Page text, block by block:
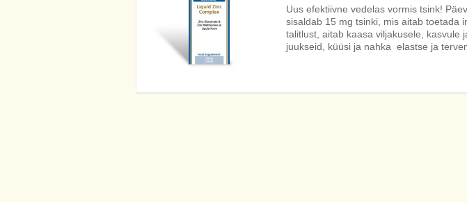
Uus efektiivne vedelas vormis tsink!
sisaldab 15 mg tsinki, mis aitab toetada
talitlust, aitab kaasa viljakusele, kasvule
juukseid, küüsi ja nahka elastse ja